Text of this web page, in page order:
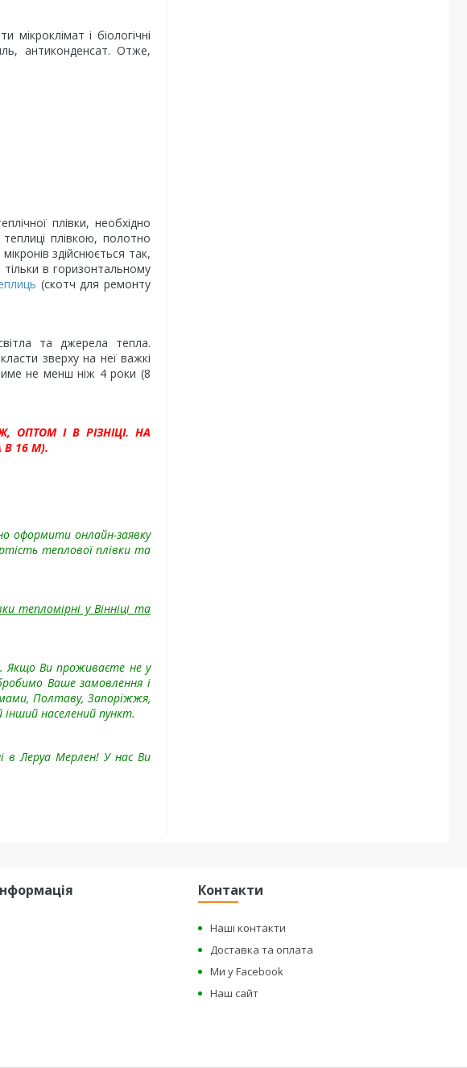
і біологічні
антиконденсат. Отже,
плівки, необхідно
плівкою, полотно
здійснюється так,
в горизонтальному
(скотч для ремонту
та джерела тепла.
зверху на неї важкі
не менш ніж 4 роки (8
ОПТОМ І В РІЗНІЦІ. НА
В 16 М).
оформити онлайн-заявку
теплової плівки та
тепломірні у Вінніці та
Якщо Ви проживаєте не у
Ваше замовлення і
Полтаву, Запоріжжя,
інший населений пункт.
в Леруа Мерлен! У нас Ви
Контакти
Наші контакти
Доставка та оплата
Ми у Facebook
Наш сайт